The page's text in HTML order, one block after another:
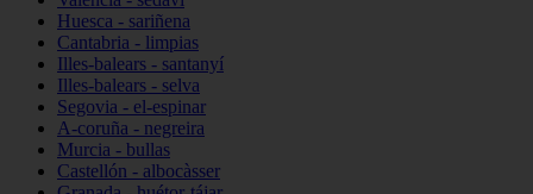
Huesca - sariñena
Cantabria - limpias
Illes-balears - santanyí
Illes-balears - selva
Segovia - el-espinar
A-coruña - negreira
Murcia - bullas
Castellón - albocàsser